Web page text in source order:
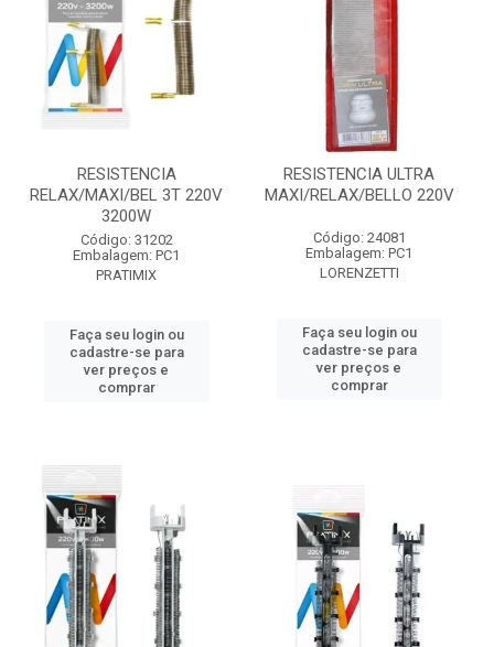
RESISTENCIA
RELAX/MAXI/BEL 3T 220V
3200W
Código: 31202
Embalagem: PC1
PRATIMIX
Faça seu login ou
cadastre-se para
ver preços e
comprar
RESISTENCIA ULTRA
MAXI/RELAX/BELLO 220V
Código: 24081
Embalagem: PC1
LORENZETTI
Faça seu login ou
cadastre-se para
ver preços e
comprar